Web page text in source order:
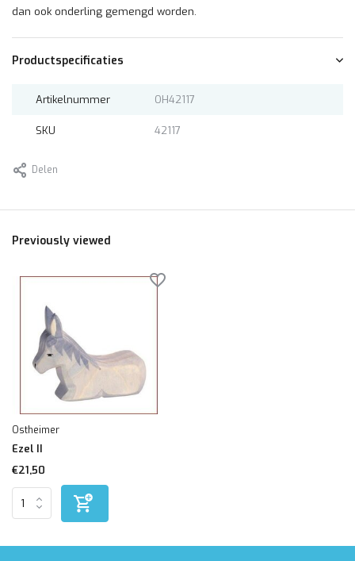
dan ook onderling gemengd worden.
Productspecificaties
Artikelnummer OH42117
SKU 42117
Delen
Previously viewed
Ostheimer
Ezel II
€21,50